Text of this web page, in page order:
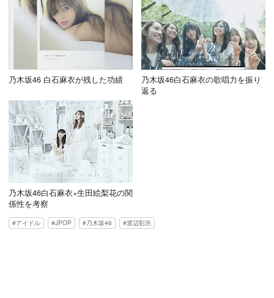
乃木坂46 白石麻衣が残した功績
乃木坂46白石麻衣の歌唱力を振り
返る
乃木坂46白石麻衣×生田絵梨花の関
係性を考察
アイドル JPOP 乃木坂46 渡辺彰浩